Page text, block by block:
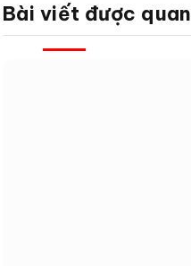
Bài viết được